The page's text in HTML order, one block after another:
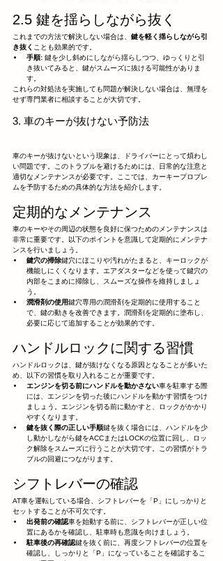
2.5 鍵を揺らしながら抜く
これまでの方法で解決しない場合は、 鍵を軽く揺らしながら引
き抜く ことも効果的です。
手順: 鍵を少し斜めにしながら揺らしつつ、ゆっくりと引
き抜いてみると、鍵がスムーズに抜ける可能性がありま
す。
これらの対処法を実施しても問題が解決しない場合は、無理を
せず専門業者に相談することが大切です。
3. 車のキーが抜けない予防法
車のキーが抜けないという現象は、ドライバーにとって煩わし
い問題です。このトラブルを避けるためには、日常的な注意と
適切なメンテナンスが必要です。ここでは、カーキープロブレ
ムを予防するための具体的な方法を紹介します。
定期的なメンテナンス
車のキーやその周辺の状態を良好に保つためのメンテナンスは
非常に重要です。以下のポイントを意識して定期的にメンテナ
ンスを行いましょう。
鍵穴の掃除鍵穴にほこりや汚れがたまると、キーロックが
機能しにくくなります。エアダスターなどを使って鍵穴の
内部をこまめに掃除し、スムーズな操作を維持しましょ
う。
潤滑剤の使用鍵穴専用の潤滑剤を定期的に使用すること
で、鍵の動きを改善できます。潤滑剤を定期的に塗布し、
必要に応じて追加することが効果的です。
ハンドルロックに関する習慣
ハンドルロックは、鍵が抜けなくなる原因となることが多いた
め、以下の習慣を取り入れることが重要です。
エンジンを切る前にハンドルを動かさない車を駐車する際
には、エンジンを切った後にハンドルを動かす習慣をつけ
ましょう。エンジンを切る前に動かすと、ロックがかかり
やすくなります。
鍵を抜く際の正しい手順鍵を抜く場合には、ハンドルを少
し動かしながら鍵をACCまたはLOCKの位置に回し、ロッ
ク解除をスムーズに行うことが大切です。この習慣がトラ
ブルの回避につながります。
シフトレバーの確認
AT車を運転している場合、シフトレバーを「P」にしっかりと
セットすることが不可欠です。
出発前の確認車を始動する前に、シフトレバーが正しい位
置にあるかを確認し、駐車時も意識を向けましょう。
駐車後の再確認鍵を抜く前に、再度シフトレバーの位置を
確認し、しっかりと「P」になっていることを確認するこ